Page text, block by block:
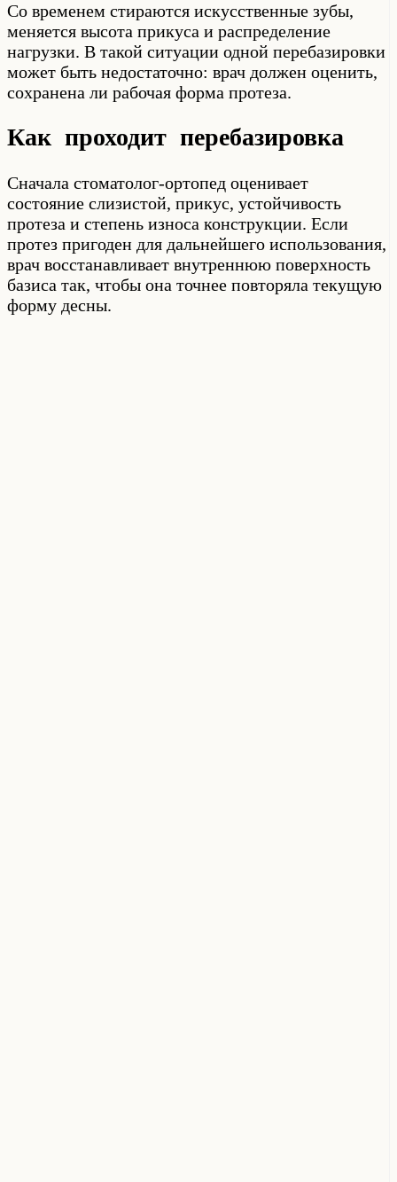
Со временем стираются искусственные зубы,
меняется высота прикуса и распределение
нагрузки. В такой ситуации одной перебазировки
может быть недостаточно: врач должен оценить,
сохранена ли рабочая форма протеза.
Как проходит перебазировка
Сначала стоматолог-ортопед оценивает
состояние слизистой, прикус, устойчивость
протеза и степень износа конструкции. Если
протез пригоден для дальнейшего использования,
врач восстанавливает внутреннюю поверхность
базиса так, чтобы она точнее повторяла текущую
форму десны.